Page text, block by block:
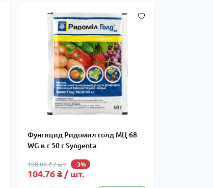
Фунгицид Ридомил голд МЦ 68
WG в.г 50 г Syngenta
108.00 ₴ / шт. -3%
104.76 ₴ / шт.